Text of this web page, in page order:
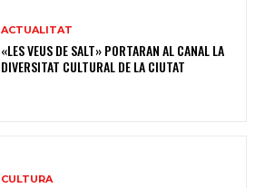
ACTUALITAT
«LES VEUS DE SALT» PORTARAN AL CANAL LA
DIVERSITAT CULTURAL DE LA CIUTAT
CULTURA